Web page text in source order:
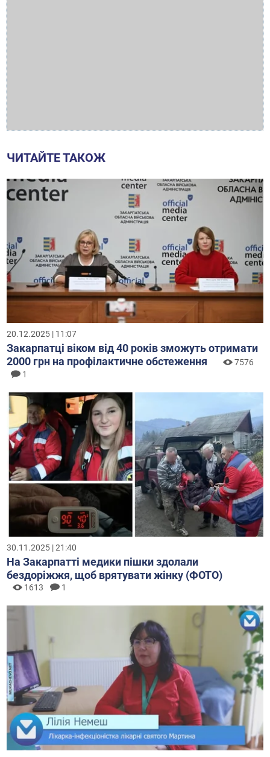
ЧИТАЙТЕ ТАКОЖ
20.12.2025 | 11:07
Закарпатці віком від 40 років зможуть отримати
2000 грн на профілактичне обстеження
7576
1
30.11.2025 | 21:40
На Закарпатті медики пішки здолали
бездоріжжя, щоб врятувати жінку (ФОТО)
1613 1